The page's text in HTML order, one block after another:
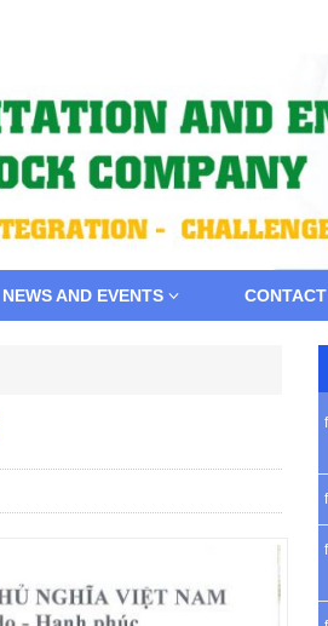
NEWS AND EVENTS CONTACT